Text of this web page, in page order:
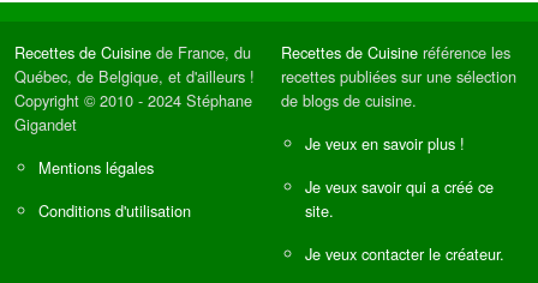
Recettes de Cuisine de France, du
Québec, de Belgique, et d'ailleurs !
Copyright © 2010 - 2024 Stéphane
Gigandet
Mentions légales
Conditions d'utilisation
Recettes de Cuisine référence les
recettes publiées sur une sélection
de blogs de cuisine.
Je veux en savoir plus !
Je veux savoir qui a créé ce
site.
Je veux contacter le créateur.